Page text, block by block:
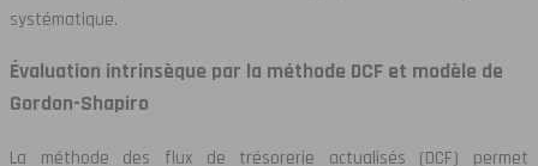
systématique.
Évaluation intrinsèque par la méthode DCF et modèle de
Gordon-Shapiro
La méthode des flux de trésorerie actualisés (DCF) permet